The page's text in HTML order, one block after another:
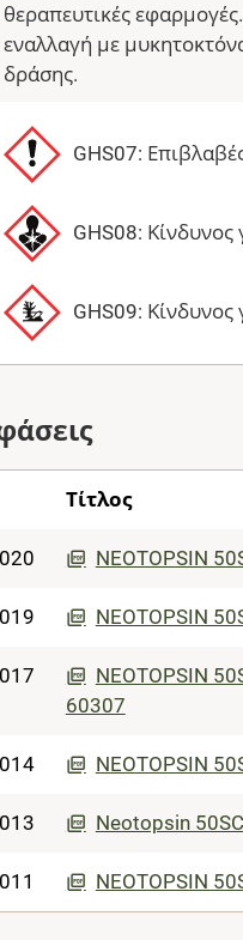
θεραπευτικές
εναλλαγή με
δράσης.
GHS07:
GHS08: Κίνδυνος
GHS09: Κίνδυνος
Τίτλος
NEOTOPSIN
NEOTOPSIN
NEOTOPSIN
60307
NEOTOPSIN
Neotopsin
NEOTOPSIN